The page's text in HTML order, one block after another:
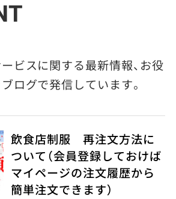
ビスに関する最新情報、お役
ログで発信しています。
飲食店制服 再注文方法に
ついて（会員登録しておけば
マイページの注文履歴から
簡単注文できます）